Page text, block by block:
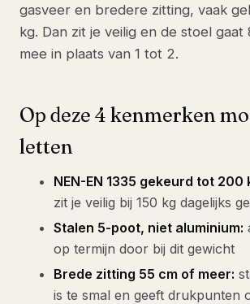
gasveer en bredere zitting, vaak
kg. Dan zit je veilig en de stoel gaat
mee in plaats van 1 tot 2.
Op deze 4 kenmerken
letten
NEN-EN 1335 gekeurd tot 200
zit je veilig bij 150 kg dagelijks
Stalen 5-poot, niet aluminium:
op termijn door bij dit gewicht
Brede zitting 55 cm of meer:
is te smal en geeft drukpunten